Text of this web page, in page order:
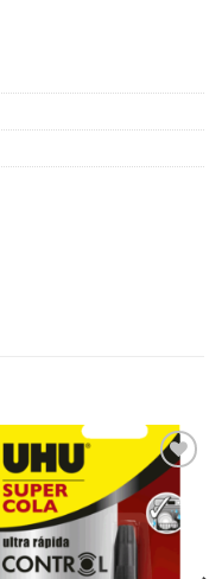
20g UHU
Add to